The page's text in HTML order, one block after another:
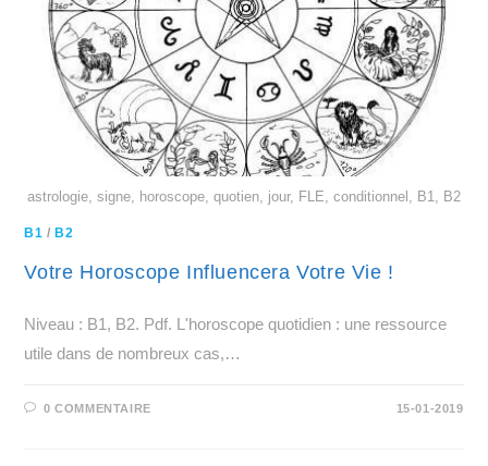
astrologie, signe, horoscope, quotien, jour, FLE, conditionnel, B1, B2
B1 /B2
Votre Horoscope Influencera Votre Vie !
Niveau : B1, B2. Pdf. L'horoscope quotidien : une ressource
utile dans de nombreux cas,…
0 COMMENTAIRE 15-01-2019